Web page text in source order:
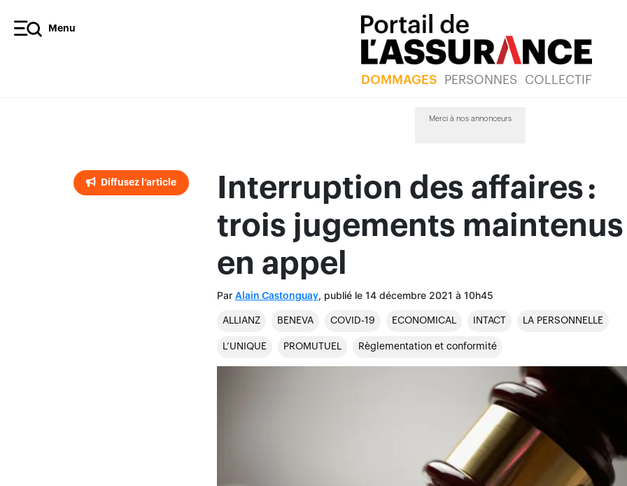
Menu
DOMMAGES PERSONNES COLLECTIF
Merci à nos annonceurs
Diffusez l’article
Interruption des affaires :
trois jugements maintenus
en appel
Par Alain Castonguay, publié le 14 décembre 2021 à 10h45
ALLIANZ BENEVA COVID-19 ECONOMICAL INTACT LA PERSONNELLE
L’UNIQUE PROMUTUEL Règlementation et conformité